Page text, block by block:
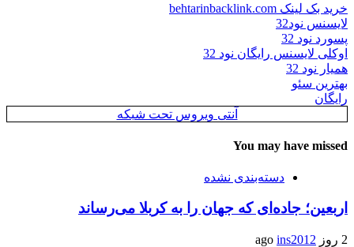
خرید بک لینک behtarinbacklink.com
لایسنس نود32
پسورد نود 32
اوکلی لایسنس رایگان نود 32
همیار نود 32
بهترین سئو
رایگان
آنتی ویروس تحت شبکه
You may have missed
دسته‌بندی نشده
اربعین؛ جاده‌ای که جهان را به کربلا می‌رساند
2 روز ago ins2012